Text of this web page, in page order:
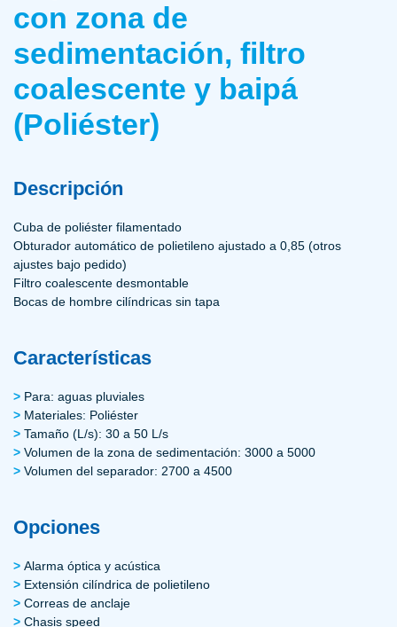
con zona de
sedimentación, filtro
coalescente y baipá
(Poliéster)
Descripción
Cuba de poliéster filamentado
Obturador automático de polietileno ajustado a 0,85 (otros
ajustes bajo pedido)
Filtro coalescente desmontable
Bocas de hombre cilíndricas sin tapa
Características
Para: aguas pluviales
Materiales: Poliéster
Tamaño (L/s): 30 a 50 L/s
Volumen de la zona de sedimentación: 3000 a 5000
Volumen del separador: 2700 a 4500
Opciones
Alarma óptica y acústica
Extensión cilíndrica de polietileno
Correas de anclaje
Chasis speed